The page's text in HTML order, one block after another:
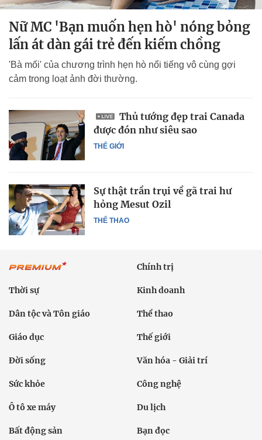
Nữ MC 'Bạn muốn hẹn hò' nóng bỏng
lấn át dàn gái trẻ đến kiếm chồng
'Bà mối' của chương trình hẹn hò nổi tiếng vô cùng gợi
cảm trong loạt ảnh đời thường.
THẾ GIỚI
Thủ tướng đẹp trai Canada
được đón như siêu sao
THỂ THAO
Sự thật trần trụi về gã trai hư
hỏng Mesut Ozil
Chính trị
Thời sự Kinh doanh
Dân tộc và Tôn giáo Thể thao
Giáo dục Thế giới
Đời sống Văn hóa - Giải trí
Sức khỏe Công nghệ
Ô tô xe máy Du lịch
Bất động sản Bạn đọc